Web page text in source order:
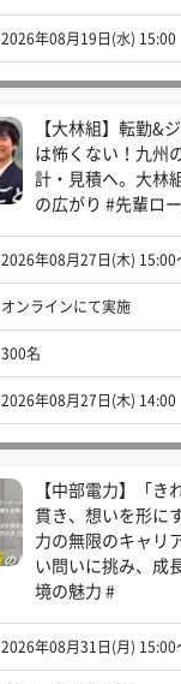
2026年08月19日(水) 15:00
【大林組】転勤&
は怖くない！九州
計・見積へ。大林
の広がり #先輩ロ
2026年08月27日(木) 15:00
オンラインにて実施
300名
2026年08月27日(木) 14:00
【中部電力】「き
貫き、想いを形に
力の無限のキャリ
い問いに挑み、成
境の魅力 #
2026年08月31日(月) 15:00